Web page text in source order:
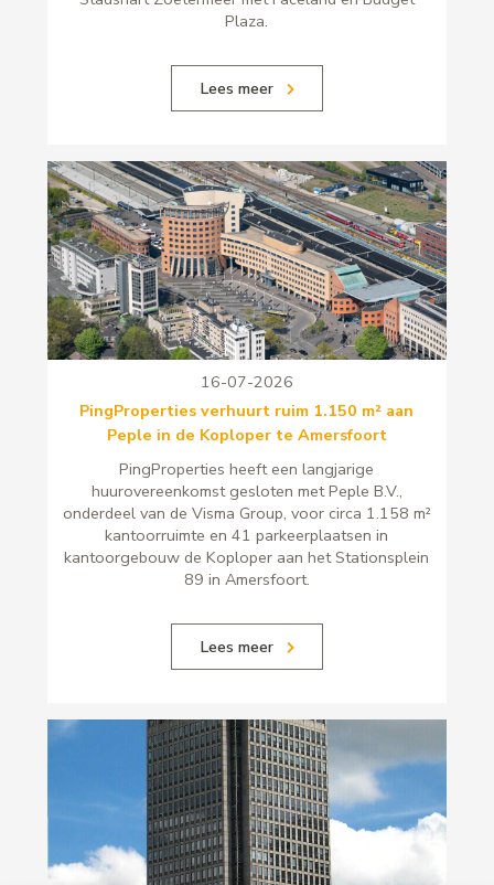
Plaza.
Lees meer
16-07-2026
PingProperties verhuurt ruim 1.150 m² aan
Peple in de Koploper te Amersfoort
PingProperties heeft een langjarige
huurovereenkomst gesloten met Peple B.V.,
onderdeel van de Visma Group, voor circa 1.158 m²
kantoorruimte en 41 parkeerplaatsen in
kantoorgebouw de Koploper aan het Stationsplein
89 in Amersfoort.
Lees meer